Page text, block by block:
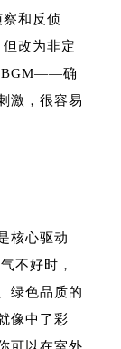
和反侦
改为非定
BGM——确
激，很容易
核心驱动
不好时，
绿色品质的
像中了彩